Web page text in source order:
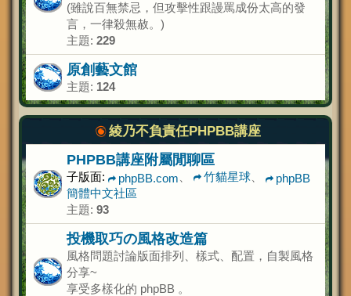
(雖說百無禁忌，但攻擊性跟謾罵成份太高的發
言，一律殺無赦。)
主題: 229
原創藝文館
主題: 124
綾乃不負責任PHPBB講座
PHPBB講座附屬閒聊區
子版面: phpBB.com 竹貓星球、
phpBB
簡體中文社區
主題: 93
投機取巧の風格改造篇
風格問題討論版面排列、樣式、配置，自製風格
分享~
享受多樣化的 phpBB 。